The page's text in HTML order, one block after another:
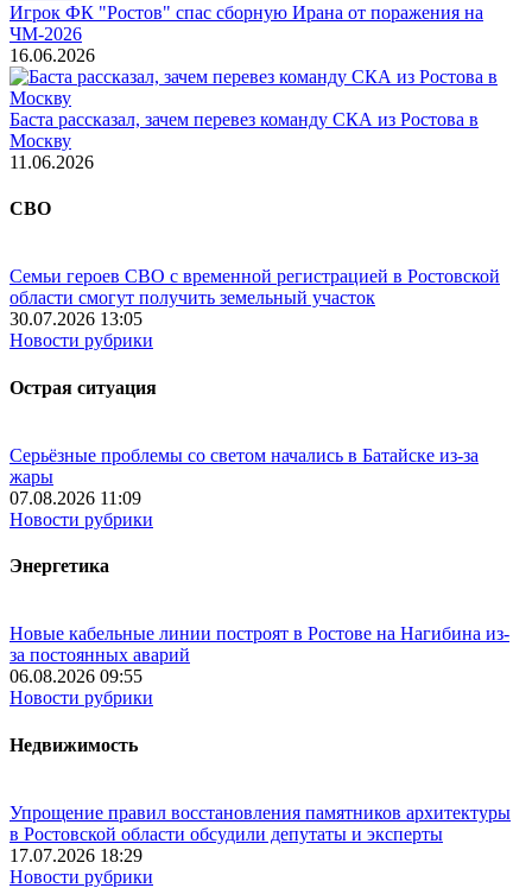
Игрок ФК "Ростов" спас сборную Ирана от поражения на
ЧМ-2026
16.06.2026
Баста рассказал, зачем перевез команду СКА из Ростова в
Москву
11.06.2026
СВО
Семьи героев СВО с временной регистрацией в Ростовской
области смогут получить земельный участок
30.07.2026 13:05
Новости рубрики
Острая ситуация
Серьёзные проблемы со светом начались в Батайске из-за
жары
07.08.2026 11:09
Новости рубрики
Энергетика
Новые кабельные линии построят в Ростове на Нагибина из-
за постоянных аварий
06.08.2026 09:55
Новости рубрики
Недвижимость
Упрощение правил восстановления памятников архитектуры
в Ростовской области обсудили депутаты и эксперты
17.07.2026 18:29
Новости рубрики